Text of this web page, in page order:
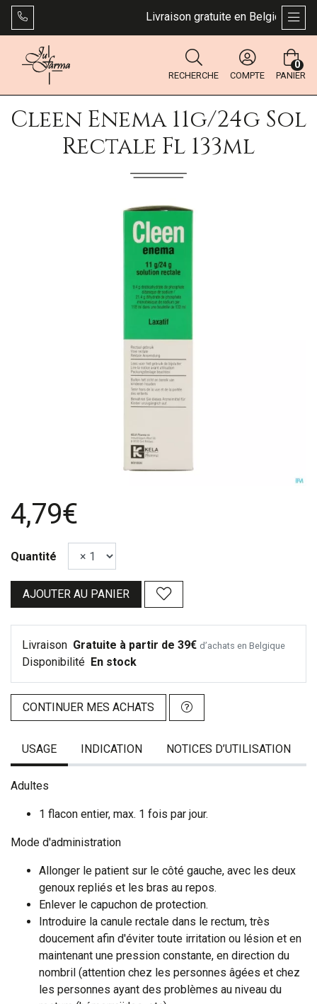
Livraison gratuite en Belgique
RECHERCHE COMPTE PANIER
0
Cleen Enema 11g/24g Sol
Rectale Fl 133ml
4,79€
Quantité
AJOUTER AU PANIER
Livraison Gratuite à partir de 39€ d’achats en Belgique
Disponibilité En stock
CONTINUER MES ACHATS
USAGE INDICATION NOTICES D’UTILISATION
Adultes
1 flacon entier, max. 1 fois par jour.
Mode d'administration
Allonger le patient sur le côté gauche, avec les deux
genoux repliés et les bras au repos.
Enlever le capuchon de protection.
Introduire la canule rectale dans le rectum, très
doucement afin d'éviter toute irritation ou lésion et en
maintenant une pression constante, en direction du
nombril (attention chez les personnes âgées et chez
les personnes ayant des problèmes au niveau du